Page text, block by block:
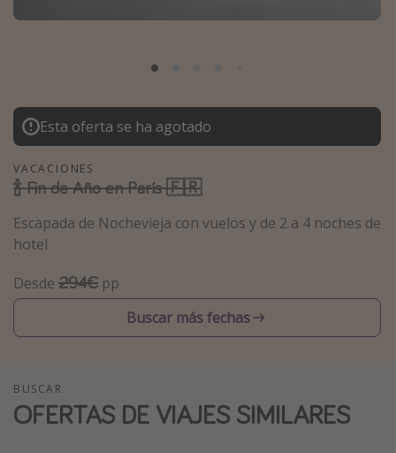
Marruecos
Tailandia
Maldivas
Albania
Inspiración para viajes
Camping
Glamping
Viajes en tren
Viajar sola como mujer
Viajes en familia
Vacaciones de Playa
Esta oferta se ha agotado
VACACIONES
🍾 Fin de Año en París 🇫🇷
Escapada de Nochevieja con vuelos y de 2 a 4 noches de
hotel
Desde 294€ pp
Buscar más fechas
BUSCAR
OFERTAS DE VIAJES SIMILARES